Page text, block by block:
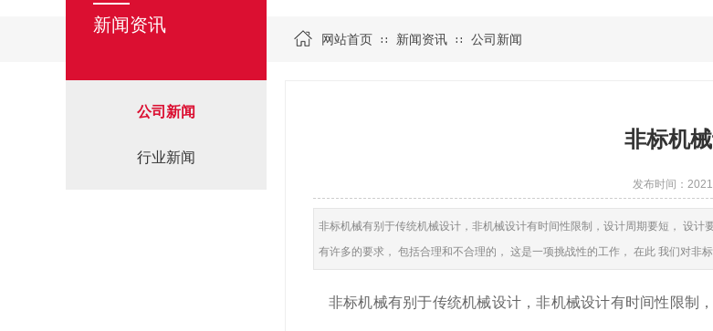
网站首页 ∷ 新闻资讯 ∷ 公司新闻
新闻资讯
公司新闻
行业新闻
非标机
发布时间：
非标机械有别于传统机械设计，非机械设计有时间性限制，设计周期要短， 设
有许多的要求， 包括合理和不合理的， 这是一项挑战性的工作， 在此 我们对非标
非标机械有别于传统机械设计，非机械设计有时间性限制